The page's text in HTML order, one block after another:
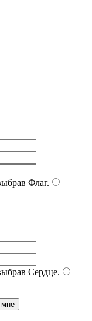
Флаг.
Сердце.